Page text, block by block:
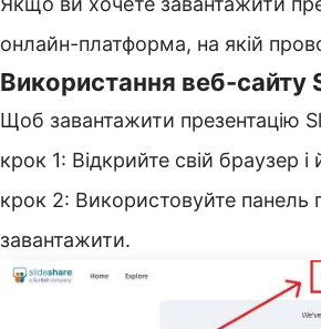
онлайн-платформа, на якій
Використання веб-сайту
Щоб завантажити презентацію
крок 1: Відкрийте свій браузер
крок 2: Використовуйте панель
завантажити.